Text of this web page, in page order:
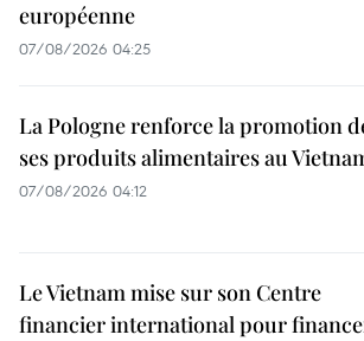
européenne
07/08/2026 04:25
La Pologne renforce la promotion
ses produits alimentaires au
07/08/2026 04:12
Le Vietnam mise sur son Centre
financier international pour